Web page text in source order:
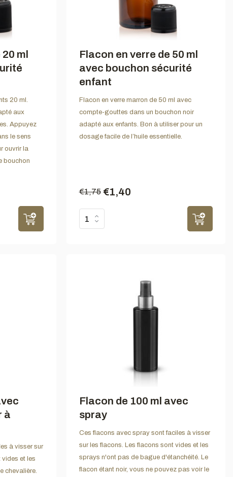
ml
20 ml.
aux
Appuyez
le sens
ouvrir la
bouchon
Flacon en verre de 50 ml
avec bouchon sécurité
enfant
Flacon en verre marron de 50 ml avec
compte-gouttes dans un bouchon noir
adapté aux enfants. Bon à utiliser pour un
dosage facile de l’huile essentielle.
€1,75 €1,40
à
à visser sur
vides et les
chevalière.
Flacon de 100 ml avec
spray
Ces flacons avec spray sont faciles à visser
sur les flacons. Les flacons sont vides et les
sprays n'ont pas de bague d'étanchéité. Le
flacon étant noir, vous ne pouvez pas voir le